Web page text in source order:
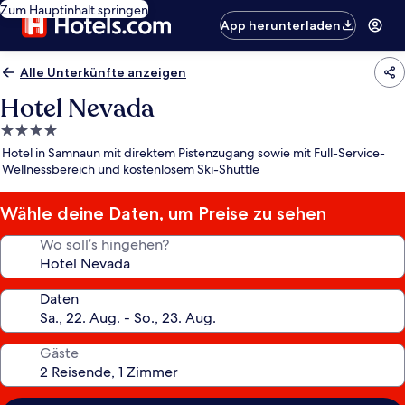
Zum Hauptinhalt springen
App herunterladen
Alle Unterkünfte anzeigen
Hotel Nevada
4.0-
Sterne-
Unterkunft
Hotel in Samnaun mit direktem Pistenzugang sowie mit Full-Service-
Wellnessbereich und kostenlosem Ski-Shuttle
Wähle deine Daten, um Preise zu sehen
Wo soll’s hingehen?
Daten
Gäste